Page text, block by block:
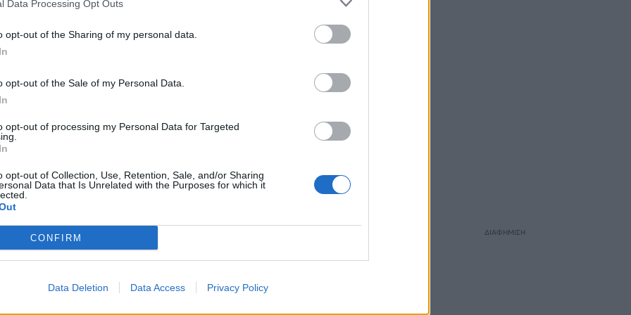
Data Processing Opt Outs
opt-out of the Sharing of my personal data.
opt-out of the Sale of my Personal Data.
opt-out of processing my Personal Data for Targeted
opt-out of Collection, Use, Retention, Sale, and/or Sharing
Data that Is Unrelated with the Purposes for which it
CONFIRM
Data Deletion Data Access Privacy Policy
και μάθετε πρώτοι όλες τις ειδήσεις για την άμυνα.
ΠΥΡΚΑΓΙΑ ΠΥΡΟΣΒΕΣΤΗΣ
ΔΙΑΦΗΜΙΣΗ